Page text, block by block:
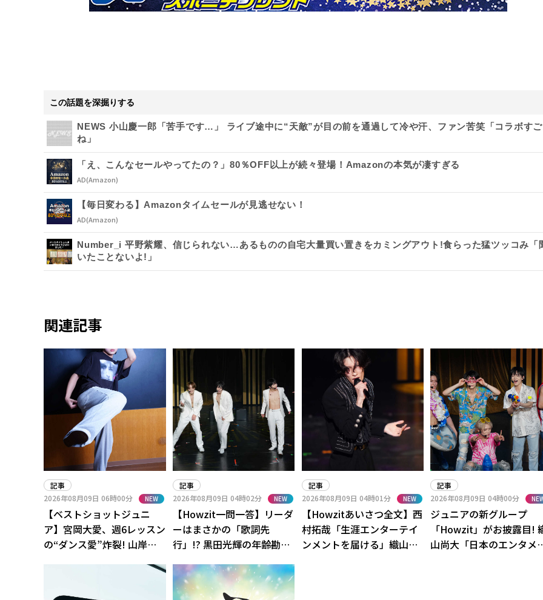
この話題を深掘りする
NEWS 小山慶一郎「苦手です…」 ライブ途中に“天敵”が目の前を通過して冷や汗、ファン苦笑「コラボす
ね」
「え、こんなセールやってたの？」80％OFF以上が続々登場！Amazonの本気が凄すぎる
AD(Amazon)
【毎日変わる】Amazonタイムセールが見逃せない！
AD(Amazon)
Number_i 平野紫耀、信じられない…あるものの自宅大量買い置きをカミングアウト!食らった猛ツッコみ「
いたことないよ!」
関連記事
記事
2026年08月09日 06時00分 NEW
【ベストショットジュニ
ア】宮岡大愛、週6レッスン
の“ダンス愛”炸裂! 山岸
記事
2026年08月09日 04時02分 NEW
【Howzit一問一答】リーダ
ーはまさかの「歌詞先
行」!? 黒田光輝の年齢勘違
記事
2026年08月09日 04時01分 NEW
【Howzitあいさつ全文】西
村拓哉「生涯エンターテイ
ンメントを届ける」織山尚
記事
2026年08月09日04時00分
ジュニアの新グループ
「Howzit」がお披露目!
山尚大「日本のエンタメ